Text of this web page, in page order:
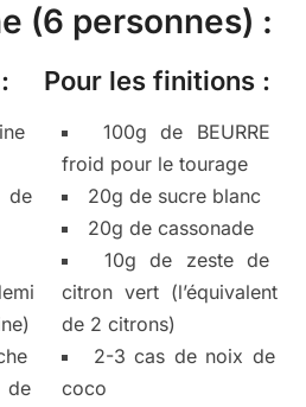
(6 personnes) :
de
de
Pour les finitions :
100g de BEURRE
froid pour le tourage
20g de sucre blanc
20g de cassonade
10g de zeste de
citron vert (l’équivalent
de 2 citrons)
2-3 cas de noix de
coco